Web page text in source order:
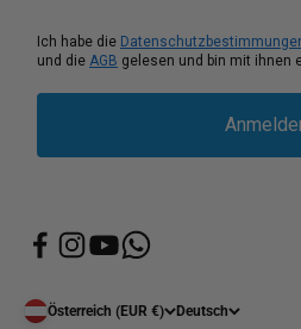
Ich habe die
und die AGB gelesen und bin mit ihnen
Österreich (EUR €) Deutsch